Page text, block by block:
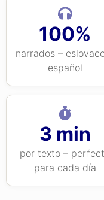
100%
narrados –
español
3 min
por texto –
para cada día